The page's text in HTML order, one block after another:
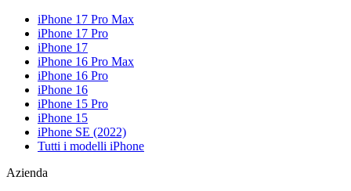
iPhone 17 Pro Max
iPhone 17 Pro
iPhone 17
iPhone 16 Pro Max
iPhone 16 Pro
iPhone 16
iPhone 15 Pro
iPhone 15
iPhone SE (2022)
Tutti i modelli iPhone
Azienda